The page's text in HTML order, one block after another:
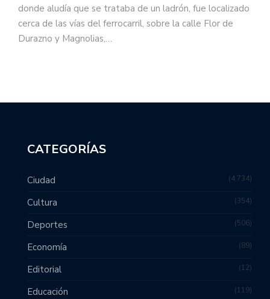
donde aludía que se trataba de un ladrón, fue localizado
cerca de las vías del ferrocarril, sobre la calle Flor de
Durazno y Magnolias,…
CATEGORÍAS
Ciudad 4,734
Cultura 354
Deportes 506
Economía 89
Editorial 12
Educación 119